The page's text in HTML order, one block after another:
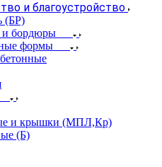
и благоустройство
(БР)
и бордюры
формы
и крышки (МПЛ,Кр)
(Б)